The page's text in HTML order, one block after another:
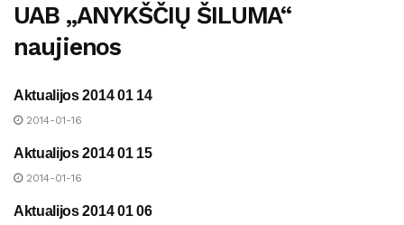
UAB „ANYKŠČIŲ ŠILUMA“
naujienos
UAB „ANYKŠČIŲ ŠILUMA“
Aktualijos 2014 01 14
2014-01-16
UAB „ANYKŠČIŲ ŠILUMA“
Aktualijos 2014 01 15
2014-01-16
UAB „ANYKŠČIŲ ŠILUMA“
Aktualijos 2014 01 06